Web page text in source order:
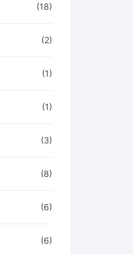
(18)
(2)
(1)
(1)
(3)
(8)
(6)
(6)